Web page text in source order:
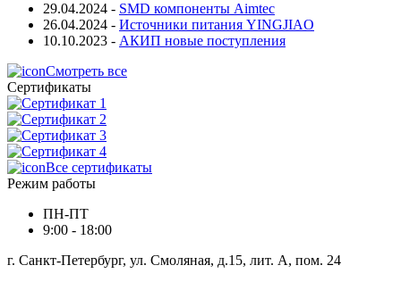
29.04.2024 - SMD компоненты Aimtec
26.04.2024 - Источники питания YINGJIAO
10.10.2023 - АКИП новые поступления
Смотреть все
Сертификаты
Все сертификаты
Режим работы
ПН-ПТ
9:00 - 18:00
г. Санкт-Петербург, ул. Смоляная, д.15, лит. А, пом. 24